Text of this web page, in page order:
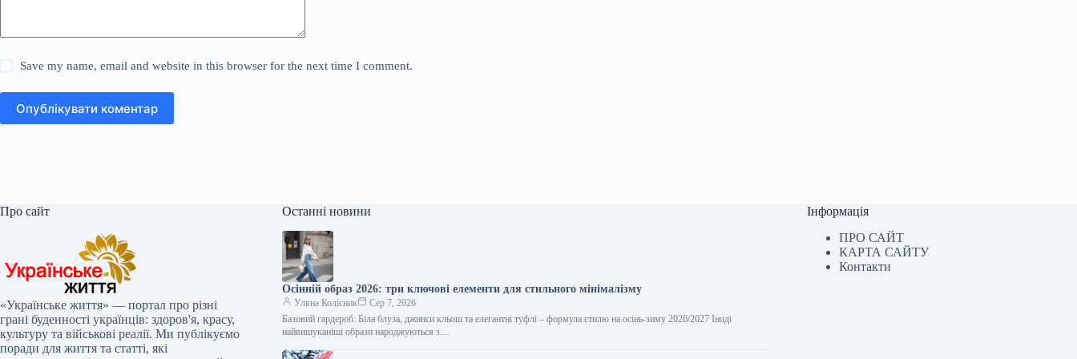
Save my name, email and website in this browser for the next time I comment.
Опублікувати коментар
Про сайт
«Українське життя» — портал про різні
грані буденності українців: здоров'я, красу,
культуру та військові реалії. Ми публікуємо
поради для життя та статті, які
Останні новини
Осінній образ 2026: три ключові елементи для стильного мінімалізму
Уляна Колісник
Сер 7, 2026
Базовий гардероб: Біла блуза, джинси кльош та елегантні туфлі – формула стилю на осінь-зиму 2026/2027 Іноді
найвишуканіші образи народжуються з…
Інформація
ПРО САЙТ
КАРТА САЙТУ
Контакти